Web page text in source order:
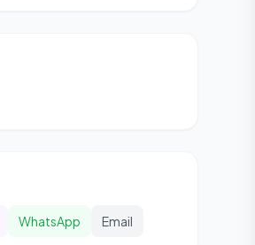
WhatsApp Email